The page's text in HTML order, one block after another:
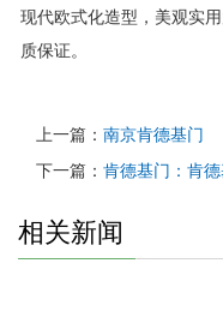
现代欧式化造型，美观实
质保证。
上一篇： 南京肯德基门
下一篇： 肯德基门：肯
相关新闻